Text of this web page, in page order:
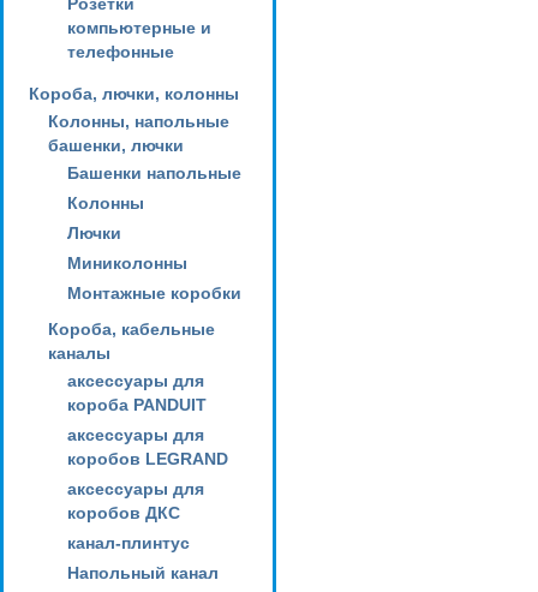
компьютерные и
телефонные
Короба, лючки, колонны
Колонны, напольные
башенки, лючки
Башенки напольные
Колонны
Лючки
Миниколонны
Монтажные коробки
Короба, кабельные
каналы
аксессуары для
короба PANDUIT
аксессуары для
коробов LEGRAND
аксессуары для
коробов ДКС
канал-плинтус
Напольный канал